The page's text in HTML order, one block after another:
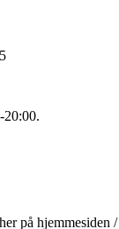
20:00.
på hjemmesiden